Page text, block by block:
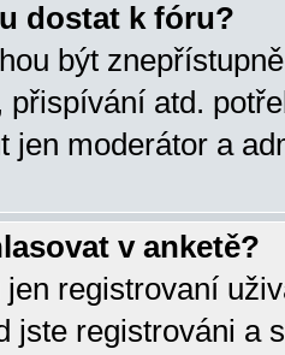
dostat k fóru?
být
atd.
jen moderátor a
v anketě?
registrovaní
jste registrováni a